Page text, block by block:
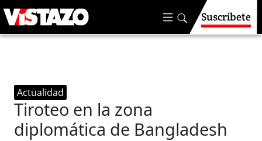
Suscríbete
Actualidad
Tiroteo en la zona
diplomática de Bangladesh